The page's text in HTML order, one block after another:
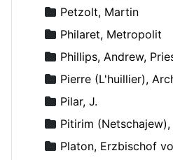
Petzolt, Martin
Philaret, Metropolit
Phillips, Andrew,
Pierre (L'huillier),
Pilar, J.
Pitirim (Netschajew),
Platon, Erzbischof